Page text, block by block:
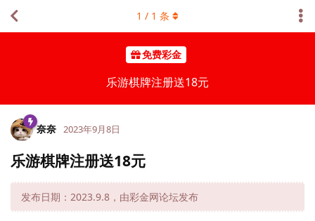
免费彩金
乐游棋牌注册送18元
1 / 1 条
奈奈 2023年9月8日
乐游棋牌注册送18元
发布日期：2023.9.8，由彩金网论坛发布